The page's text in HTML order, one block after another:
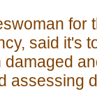
for
said it's
assessing